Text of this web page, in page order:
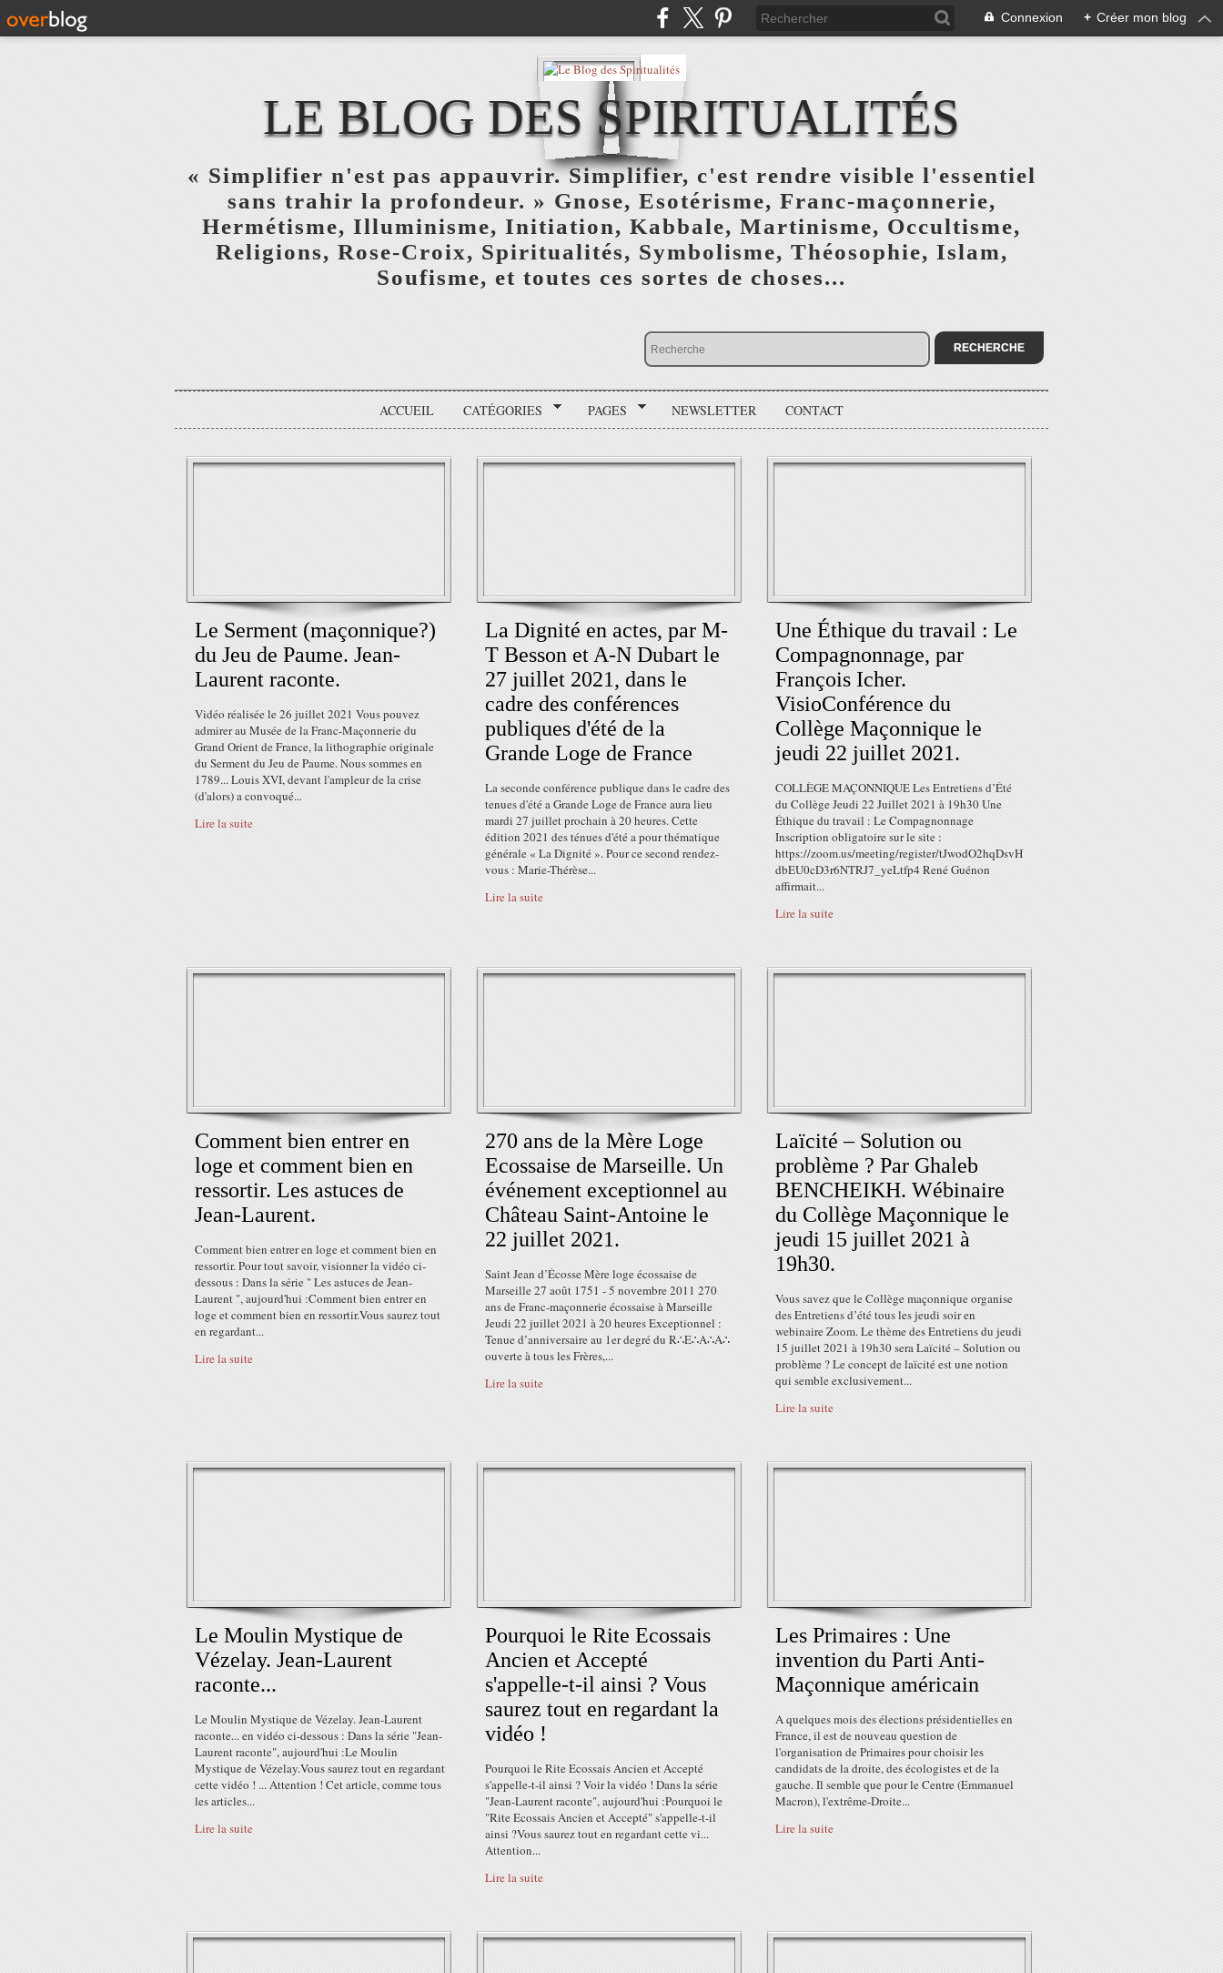
Connexion + Créer mon blog
LE BLOG DES SPIRITUALITÉS
« Simplifier n'est pas appauvrir. Simplifier, c'est rendre visible l'essentiel
sans trahir la profondeur. » Gnose, Esotérisme, Franc-maçonnerie,
Hermétisme, Illuminisme, Initiation, Kabbale, Martinisme, Occultisme,
Religions, Rose-Croix, Spiritualités, Symbolisme, Théosophie, Islam,
Soufisme, et toutes ces sortes de choses...
ACCUEIL CATÉGORIES PAGES NEWSLETTER CONTACT
Le Serment (maçonnique?)
du Jeu de Paume. Jean-
Laurent raconte.
Vidéo réalisée le 26 juillet 2021 Vous pouvez
admirer au Musée de la Franc-Maçonnerie du
Grand Orient de France, la lithographie originale
du Serment du Jeu de Paume. Nous sommes en
1789... Louis XVI, devant l'ampleur de la crise
(d'alors) a convoqué...
Lire la suite
La Dignité en actes, par M-
T Besson et A-N Dubart le
27 juillet 2021, dans le
cadre des conférences
publiques d'été de la
Grande Loge de France
La seconde conférence publique dans le cadre des
tenues d'été a Grande Loge de France aura lieu
mardi 27 juillet prochain à 20 heures. Cette
édition 2021 des ténues d'été a pour thématique
générale « La Dignité ». Pour ce second rendez-
vous : Marie-Thérèse...
Lire la suite
Une Éthique du travail : Le
Compagnonnage, par
François Icher.
VisioConférence du
Collège Maçonnique le
jeudi 22 juillet 2021.
COLLÈGE MAÇONNIQUE Les Entretiens d’Été
du Collège Jeudi 22 Juillet 2021 à 19h30 Une
Éthique du travail : Le Compagnonnage
Inscription obligatoire sur le site :
https://zoom.us/meeting/register/tJwodO2hqDsvH
dbEU0cD3r6NTRJ7_yeLtfp4 René Guénon
affirmait...
Lire la suite
Comment bien entrer en
loge et comment bien en
ressortir. Les astuces de
Jean-Laurent.
Comment bien entrer en loge et comment bien en
ressortir. Pour tout savoir, visionner la vidéo ci-
dessous : Dans la série " Les astuces de Jean-
Laurent ", aujourd'hui :Comment bien entrer en
loge et comment bien en ressortir.Vous saurez tout
en regardant...
Lire la suite
270 ans de la Mère Loge
Ecossaise de Marseille. Un
événement exceptionnel au
Château Saint-Antoine le
22 juillet 2021.
Saint Jean d’Écosse Mère loge écossaise de
Marseille 27 août 1751 - 5 novembre 2011 270
ans de Franc-maçonnerie écossaise à Marseille
Jeudi 22 juillet 2021 à 20 heures Exceptionnel :
Tenue d’anniversaire au 1er degré du R∴E∴A∴A∴
ouverte à tous les Frères,...
Lire la suite
Laïcité – Solution ou
problème ? Par Ghaleb
BENCHEIKH. Wébinaire
du Collège Maçonnique le
jeudi 15 juillet 2021 à
19h30.
Vous savez que le Collège maçonnique organise
des Entretiens d’été tous les jeudi soir en
webinaire Zoom. Le thème des Entretiens du jeudi
15 juillet 2021 à 19h30 sera Laïcité – Solution ou
problème ? Le concept de laïcité est une notion
qui semble exclusivement...
Lire la suite
Le Moulin Mystique de
Vézelay. Jean-Laurent
raconte...
Le Moulin Mystique de Vézelay. Jean-Laurent
raconte... en vidéo ci-dessous : Dans la série "Jean-
Laurent raconte", aujourd'hui :Le Moulin
Mystique de Vézelay.Vous saurez tout en regardant
cette vidéo ! ... Attention ! Cet article, comme tous
les articles...
Lire la suite
Pourquoi le Rite Ecossais
Ancien et Accepté
s'appelle-t-il ainsi ? Vous
saurez tout en regardant la
vidéo !
Pourquoi le Rite Ecossais Ancien et Accepté
s'appelle-t-il ainsi ? Voir la vidéo ! Dans la série
"Jean-Laurent raconte", aujourd'hui :Pourquoi le
"Rite Ecossais Ancien et Accepté" s'appelle-t-il
ainsi ?Vous saurez tout en regardant cette vi...
Attention...
Lire la suite
Les Primaires : Une
invention du Parti Anti-
Maçonnique américain
A quelques mois des élections présidentielles en
France, il est de nouveau question de
l'organisation de Primaires pour choisir les
candidats de la droite, des écologistes et de la
gauche. Il semble que pour le Centre (Emmanuel
Macron), l'extrême-Droite...
Lire la suite